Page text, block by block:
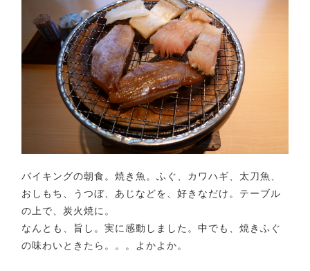
バイキングの朝食。焼き魚。ふぐ、カワハギ、太刀魚、
おしもち、うつぼ、あじなどを、好きなだけ。テーブル
の上で、炭火焼に。
なんとも、旨し。実に感動しました。中でも、焼きふぐ
の味わいときたら。。。よかよか。